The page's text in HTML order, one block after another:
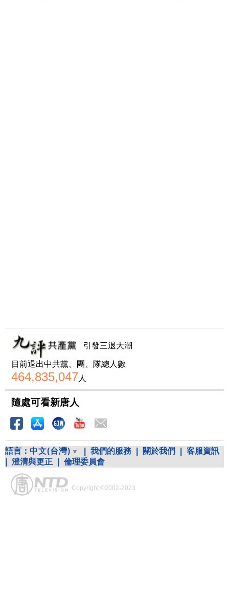
引發三退大潮
目前退出中共黨、團、隊總人數
464,835,047人
隨處可看新唐人
語言： 中文(台灣) 我們的服務 關於我們
客服資訊
澄清與更正 倫理委員會
Copyright ©2002-2023